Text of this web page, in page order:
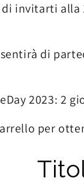
invitarti alla
di
2023: 2
per